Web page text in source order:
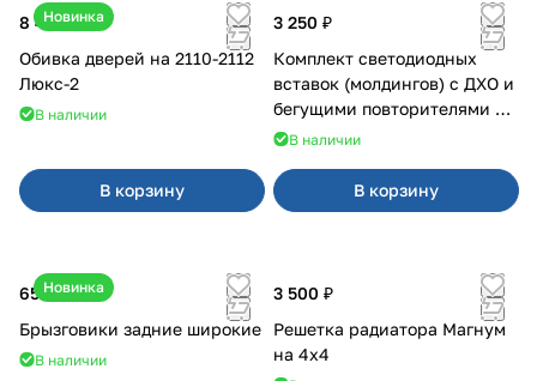
Новинка
8 400 ₽
Обивка дверей на 2110-2112
Люкс-2
В наличии
В корзину
3 250 ₽
Комплект светодиодных
вставок (молдингов) с ДХО и
бегущими повторителями на
Веста
В наличии
В корзину
Новинка
650 ₽
Брызговики задние широкие
В наличии
3 500 ₽
Решетка радиатора Магнум
на 4х4